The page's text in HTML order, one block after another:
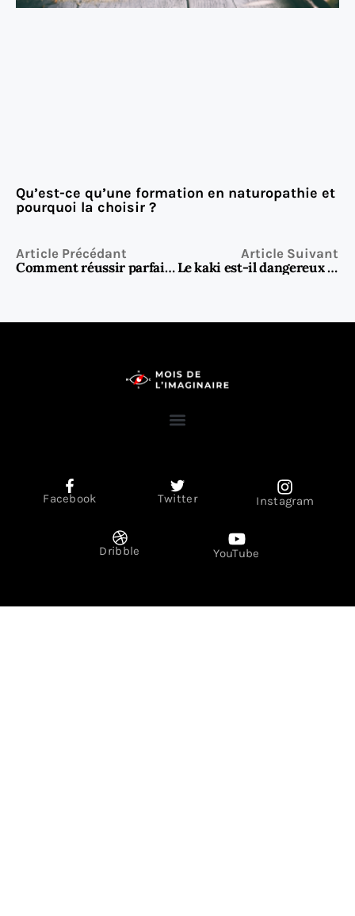
Qu’est-ce qu’une formation en naturopathie et
pourquoi la choisir ?
Article Précédant
Comment réussir parfaitement vos travers de porc au four
Article Suivant
Le kaki est-il dangereux pour la santé ?
Facebook Twitter Instagram
Dribble YouTube